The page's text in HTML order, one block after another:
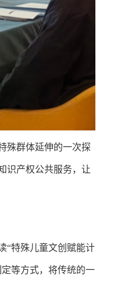
殊群体延伸的一次探
识产权公共服务，让
“特殊儿童文创赋能计
等方式，将传统的一